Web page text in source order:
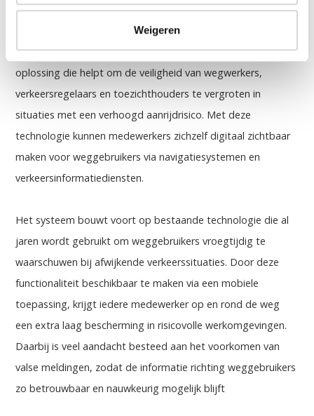
Weigeren
verkeersregelaars
Het Digitaal Zwaailicht van STAN is een innovatieve
oplossing die helpt om de veiligheid van wegwerkers,
verkeersregelaars en toezichthouders te vergroten in
situaties met een verhoogd aanrijdrisico. Met deze
technologie kunnen medewerkers zichzelf digitaal zichtbaar
maken voor weggebruikers via navigatiesystemen en
verkeersinformatiediensten.
Het systeem bouwt voort op bestaande technologie die al
jaren wordt gebruikt om weggebruikers vroegtijdig te
waarschuwen bij afwijkende verkeerssituaties. Door deze
functionaliteit beschikbaar te maken via een mobiele
toepassing, krijgt iedere medewerker op en rond de weg
een extra laag bescherming in risicovolle werkomgevingen.
Daarbij is veel aandacht besteed aan het voorkomen van
valse meldingen, zodat de informatie richting weggebruikers
zo betrouwbaar en nauwkeurig mogelijk blijft